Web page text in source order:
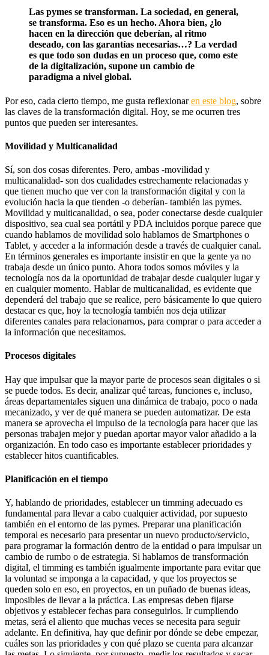
Las pymes se transforman. La sociedad, en general,
se transforma. Eso es un hecho. Ahora bien, ¿lo
hacen en la dirección que deberían, al ritmo
deseado, con las garantías necesarias…? La verdad
es que todo son dudas en un proceso que, como este
de la digitalización, supone un cambio de
paradigma a nivel global.
Por eso, cada cierto tiempo, me gusta reflexionaren este blog, sobre
las claves de la transformación digital. Hoy, se me ocurren tres
puntos que pueden ser interesantes.
Movilidad y Multicanalidad
Sí, son dos cosas diferentes. Pero, ambas -movilidad y
multicanalidad- son dos cualidades estrechamente relacionadas y
que tienen mucho que ver con la transformación digital y con la
evolución hacia la que tienden -o deberían- también las pymes.
Movilidad y multicanalidad, o sea, poder conectarse desde cualquier
dispositivo, sea cual sea portátil y PDA incluidos porque parece que
cuando hablamos de movilidad solo hablamos de Smartphones o
Tablet, y acceder a la información desde a través de cualquier canal.
En términos generales es importante insistir en que la gente ya no
trabaja desde un único punto. Ahora todos somos móviles y la
tecnología nos da la oportunidad de trabajar desde cualquier lugar y
en cualquier momento. Hablar de multicanalidad, es evidente que
dependerá del trabajo que se realice, pero básicamente lo que quiero
destacar es que, hoy la tecnología también nos deja utilizar
diferentes canales para relacionarnos, para comprar o para acceder a
la información que necesitamos.
Procesos digitales
Hay que impulsar que la mayor parte de procesos sean digitales o si
se puede todos. Es decir, analizar qué tareas, funciones e, incluso,
áreas departamentales siguen una dinámica de trabajo, poco o nada
mecanizado, y ver de qué manera se pueden automatizar. De esta
manera se aprovecha el impulso de la tecnología para hacer que las
personas trabajen mejor y puedan aportar mayor valor añadido a la
organización. En todo caso es importante establecer prioridades y
establecer hitos cuantificables.
Planificación en el tiempo
Y, hablando de prioridades, establecer un timming adecuado es
fundamental para llevar a cabo cualquier actividad, por supuesto
también en el entorno de las pymes. Preparar una planificación
temporal es necesario para presentar un nuevo producto/servicio,
para programar la formación dentro de la entidad o para impulsar un
cambio de rumbo o de estrategia. Si hablamos de transformación
digital, el timming es también igualmente importante para evitar que
la voluntad se imponga a la capacidad, y que los proyectos se
queden solo en eso, en proyectos, en un puñado de buenas ideas,
imposibles de llevar a la práctica. Las empresas deben fijarse
objetivos y establecer fechas para conseguirlos. Ir cumpliendo
metas, será el aliento que muchas veces se necesita para seguir
adelante. En definitiva, hay que definir por dónde se debe empezar,
cuáles son las prioridades y con qué plazo se cuenta para alcanzar